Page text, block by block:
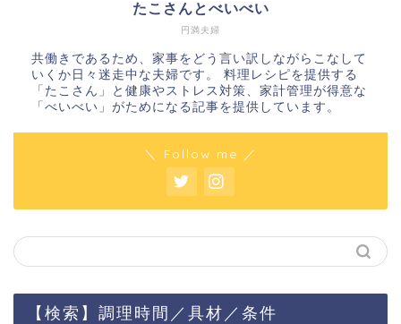
円満夫婦
たこさんとべいべい
共働きであるため、家事をどう言い訳しながらこなして
いくか日々迷走中な夫婦です。 料理レシピを提供する
「たこさん」と健康やストレス対策、家計管理が得意な
「べいべい」がためになる記事を提供しています。
＼ Follow me ／
【検索】調理時間／具材／条件